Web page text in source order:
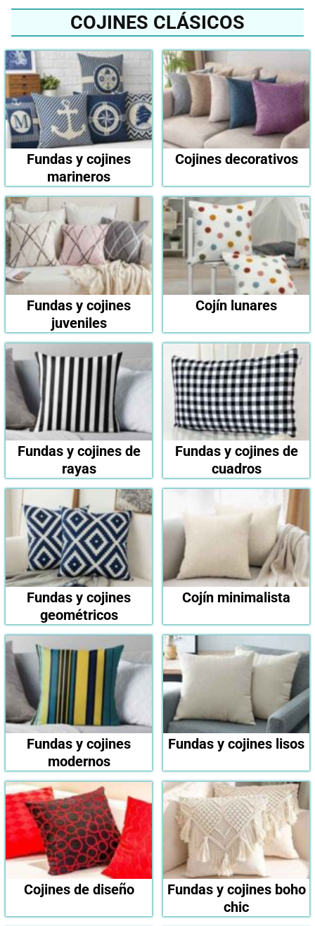
COJINES CLÁSICOS
Fundas y cojines
marineros
Cojines decorativos
Fundas y cojines
juveniles
Cojín lunares
Fundas y cojines de
rayas
Fundas y cojines de
cuadros
Fundas y cojines
geométricos
Cojín minimalista
Fundas y cojines
modernos
Fundas y cojines lisos
Cojines de diseño
Fundas y cojines boho
chic